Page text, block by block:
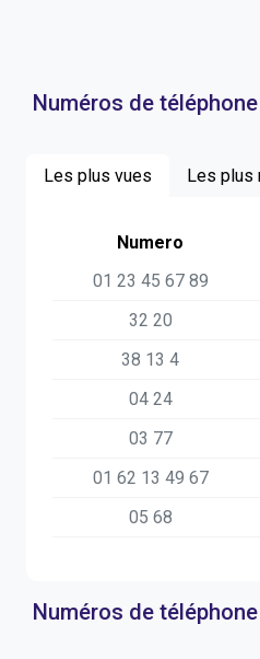
Numéros de
Les plus vues Les plus
Numero
01 23 45 67 89
32 20
38 13 4
04 24
03 77
01 62 13 49 67
05 68
Numéros de